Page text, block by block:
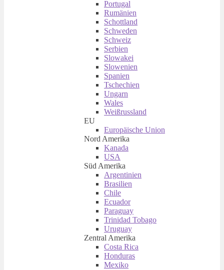
Portugal
Rumänien
Schottland
Schweden
Schweiz
Serbien
Slowakei
Slowenien
Spanien
Tschechien
Ungarn
Wales
Weißrussland
EU
Europäische Union
Nord Amerika
Kanada
USA
Süd Amerika
Argentinien
Brasilien
Chile
Ecuador
Paraguay
Trinidad Tobago
Uruguay
Zentral Amerika
Costa Rica
Honduras
Mexiko